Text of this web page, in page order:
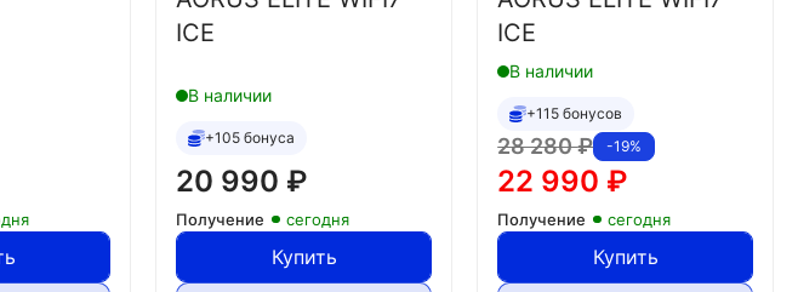
ICE
В наличии
+105 бонуса
20 990 ₽
Получение сегодня
Купить
ICE
В наличии
+115 бонусов
-19%
28 280₽
22 990 ₽
Получение сегодня
Купить